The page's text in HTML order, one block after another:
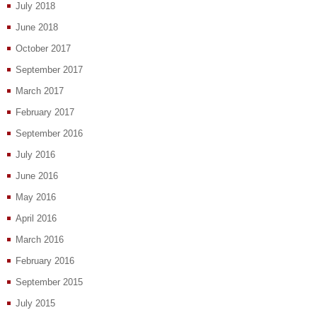
July 2018
June 2018
October 2017
September 2017
March 2017
February 2017
September 2016
July 2016
June 2016
May 2016
April 2016
March 2016
February 2016
September 2015
July 2015